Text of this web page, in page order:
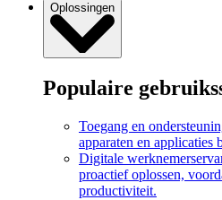
Oplossingen
Populaire
Toegang en
apparaten en
Digitale
proactief oplossen,
productiviteit.